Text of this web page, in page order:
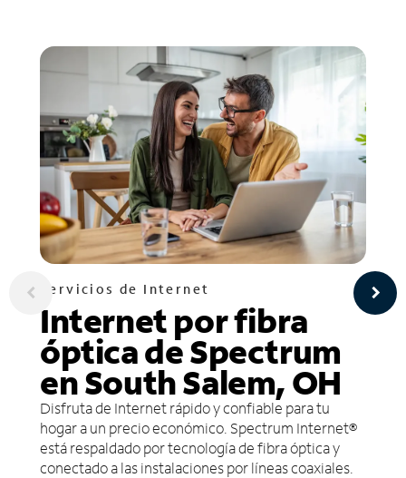
Servicios de Internet
Internet por fibra
óptica de Spectrum
en South Salem, OH
Disfruta de Internet rápido y confiable para tu
hogar a un precio económico. Spectrum Internet®
está respaldado por tecnología de fibra óptica y
conectado a las instalaciones por líneas coaxiales.